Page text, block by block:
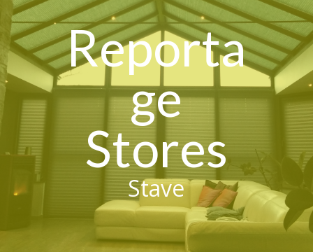
Reporta
ge
Stores
Stave